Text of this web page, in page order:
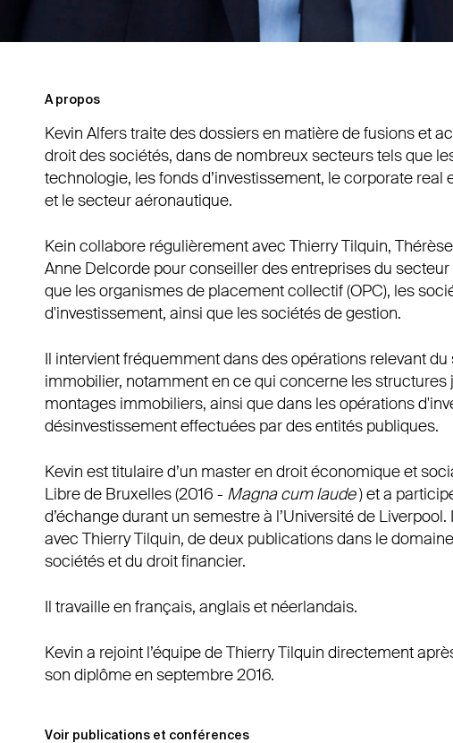
A propos
Kevin Alfers traite des dossiers en matière de fusions et
droit des sociétés, dans de nombreux secteurs tels que
technologie, les fonds d’investissement, le corporate real
et le secteur aéronautique.
Kein collabore régulièrement avec Thierry Tilquin,
Anne Delcorde pour conseiller des entreprises du
que les organismes de placement collectif (OPC), les
d'investissement, ainsi que les sociétés de gestion.
Il intervient fréquemment dans des opérations relevant
immobilier, notamment en ce qui concerne les structures
montages immobiliers, ainsi que dans les opérations
désinvestissement effectuées par des entités publiques.
Kevin est titulaire d’un master en droit économique et
Libre de Bruxelles (2016 - Magna cum laude) et a
d’échange durant un semestre à l’Université de
avec Thierry Tilquin, de deux publications dans le
sociétés et du droit financier.
Il travaille en français, anglais et néerlandais.
Kevin a rejoint l’équipe de Thierry Tilquin directement
son diplôme en septembre 2016.
Publications
Voir publications et conférences